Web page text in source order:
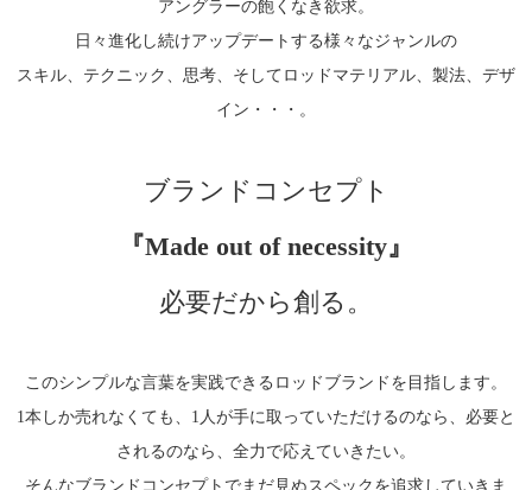
アングラーの飽くなき欲求。
日々進化し続けアップデートする様々なジャンルの
スキル、テクニック、思考、そしてロッドマテリアル、製法、デザ
イン・・・。
ブランドコンセプト
『Made out of necessity』
必要だから創る。
このシンプルな言葉を実践できるロッドブランドを目指します。
1本しか売れなくても、1人が手に取っていただけるのなら、必要と
されるのなら、全力で応えていきたい。
そんなブランドコンセプトでまだ見ぬスペックを追求していきま